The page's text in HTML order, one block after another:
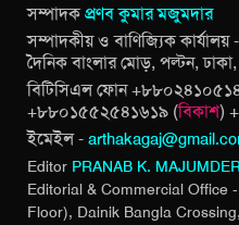
সম্পাদকপ্রণব কুমার মজুমদার
সম্পাদকীয় ও বাণিজ্যিক
দৈনিক বাংলার মোড়, পল্টন,
বিটিসিএল ফোন
+৮৮০১৫৫২৫৪১৬১৯ (বিকাশ)
ইমেইল -
Editor PRANAB K.
Editorial & Commercial Office
Floor), Dainik Bangla Crossing,